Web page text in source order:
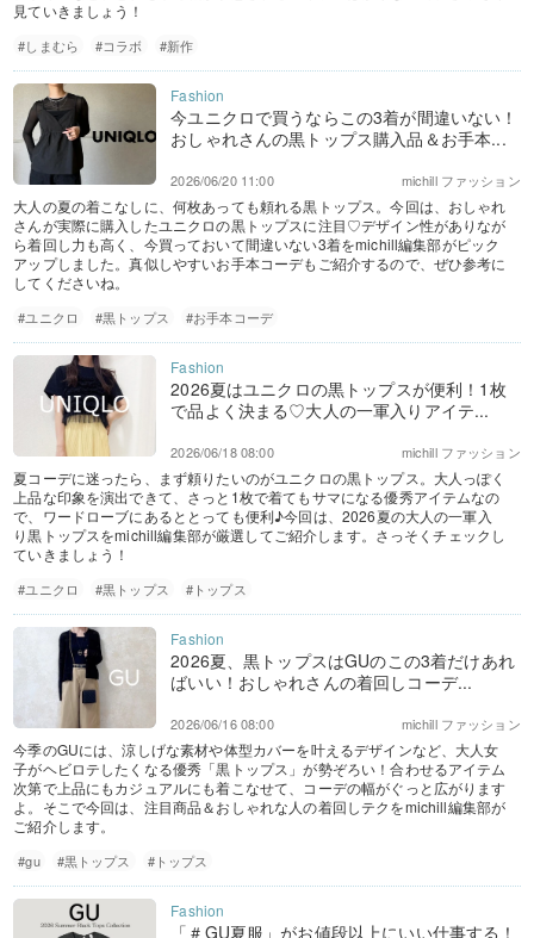
見ていきましょう！
#しまむら #コラボ #新作
今ユニクロで買うならこの3着が間違いない！
おしゃれさんの黒トップス購入品＆お手本...
michill ファッション
2026/06/20 11:00
大人の夏の着こなしに、何枚あっても頼れる黒トップス。今回は、おしゃれ
さんが実際に購入したユニクロの黒トップスに注目♡デザイン性がありなが
ら着回し力も高く、今買っておいて間違いない3着をmichill編集部がピック
アップしました。真似しやすいお手本コーデもご紹介するので、ぜひ参考に
してくださいね。
#ユニクロ #黒トップス #お手本コーデ
2026夏はユニクロの黒トップスが便利！1枚
で品よく決まる♡大人の一軍入りアイテ...
michill ファッション
2026/06/18 08:00
夏コーデに迷ったら、まず頼りたいのがユニクロの黒トップス。大人っぽく
上品な印象を演出できて、さっと1枚で着てもサマになる優秀アイテムなの
で、ワードローブにあるととっても便利♪今回は、2026夏の大人の一軍入
り黒トップスをmichill編集部が厳選してご紹介します。さっそくチェックし
ていきましょう！
#ユニクロ #黒トップス #トップス
2026夏、黒トップスはGUのこの3着だけあれ
ばいい！おしゃれさんの着回しコーデ...
michill ファッション
2026/06/16 08:00
今季のGUには、涼しげな素材や体型カバーを叶えるデザインなど、大人女
子がヘビロテしたくなる優秀「黒トップス」が勢ぞろい！合わせるアイテム
次第で上品にもカジュアルにも着こなせて、コーデの幅がぐっと広がります
よ。そこで今回は、注目商品＆おしゃれな人の着回しテクをmichill編集部が
ご紹介します。
#gu #黒トップス #トップス
「＃GU夏服」がお値段以上にいい仕事する！